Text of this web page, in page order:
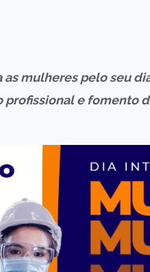
as mulheres pelo seu
profissional e fomento